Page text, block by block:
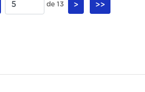
de 13 > >>